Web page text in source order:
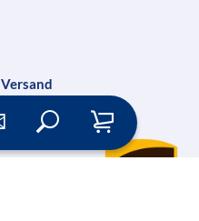
Versand